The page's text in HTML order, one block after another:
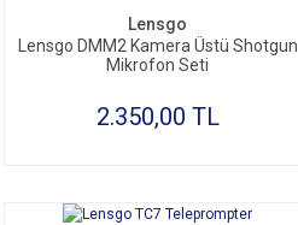
Lensgo
Lensgo DMM2 Kamera Üstü Shotgun
Mikrofon Seti
2.350,00 TL